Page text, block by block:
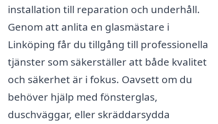
installation till reparation och underhåll.
Genom att anlita en glasmästare i
Linköping får du tillgång till professionella
tjänster som säkerställer att både kvalitet
och säkerhet är i fokus. Oavsett om du
behöver hjälp med fönsterglas,
duschväggar, eller skräddarsydda